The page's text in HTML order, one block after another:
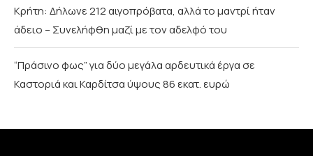
Κρήτη: Δήλωνε 212 αιγοπρόβατα, αλλά το μαντρί ήταν
άδειο – Συνελήφθη μαζί με τον αδελφό του
“Πράσινο φως” για δύο μεγάλα αρδευτικά έργα σε
Καστοριά και Καρδίτσα ύψους 86 εκατ. ευρώ